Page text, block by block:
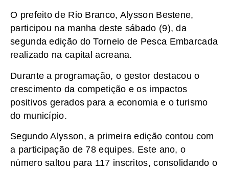
O prefeito de Rio Branco, Alysson Bestene,
participou na manha deste sábado (9), da
segunda edição do Torneio de Pesca Embarcada
realizado na capital acreana.
Durante a programação, o gestor destacou o
crescimento da competição e os impactos
positivos gerados para a economia e o turismo
do município.
Segundo Alysson, a primeira edição contou com
a participação de 78 equipes. Este ano, o
número saltou para 117 inscritos, consolidando o